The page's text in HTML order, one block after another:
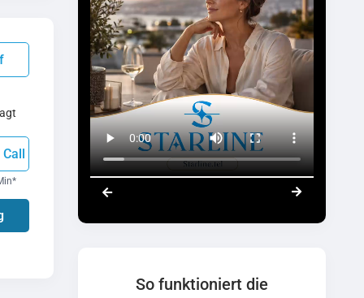
Call
*
So funktioniert die